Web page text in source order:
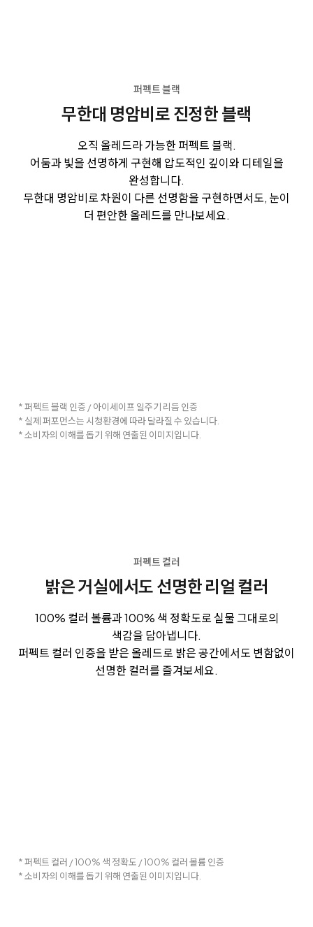
퍼펙트 블랙
무한대 명암비로 진정한 블랙
오직 올레드라 가능한 퍼펙트 블랙.
어둠과 빛을 선명하게 구현해 압도적인 깊이와 디테일을
완성합니다.
무한대 명암비로 차원이 다른 선명함을 구현하면서도, 눈이
더 편안한 올레드를 만나보세요.
* 퍼펙트 블랙 인증 / 아이세이프 일주기 리듬 인증
* 실제 퍼포먼스는 시청환경에 따라 달라질 수 있습니다.
* 소비자의 이해를 돕기 위해 연출된 이미지입니다.
퍼펙트 컬러
밝은 거실에서도 선명한 리얼 컬러
100% 컬러 볼륨과 100% 색 정확도로 실물 그대로의
색감을 담아냅니다.
퍼펙트 컬러 인증을 받은 올레드로 밝은 공간에서도 변함없이
선명한 컬러를 즐겨보세요.
* 퍼펙트 컬러 / 100% 색 정확도 / 100% 컬러 볼륨 인증
* 소비자의 이해를 돕기 위해 연출된 이미지입니다.